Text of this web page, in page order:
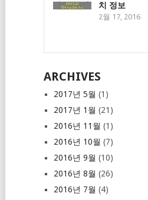
치 정보
2월 17, 2016
ARCHIVES
2017년 5월 (1)
2017년 1월 (21)
2016년 11월 (1)
2016년 10월 (7)
2016년 9월 (10)
2016년 8월 (26)
2016년 7월 (4)